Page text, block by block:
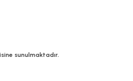
sunulmaktadır.